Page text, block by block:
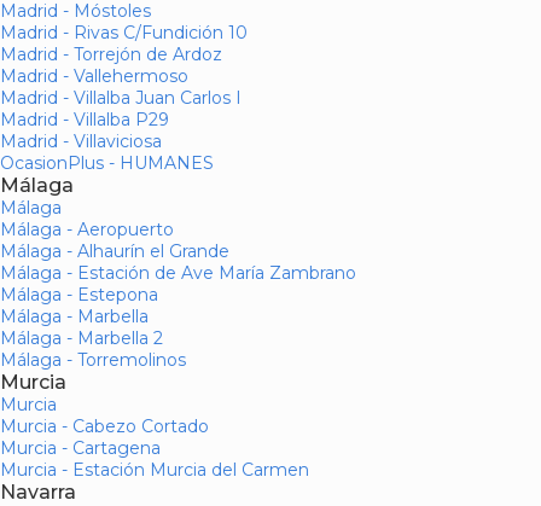
Madrid - Móstoles
Madrid - Rivas C/Fundición 10
Madrid - Torrejón de Ardoz
Madrid - Vallehermoso
Madrid - Villalba Juan Carlos I
Madrid - Villalba P29
Madrid - Villaviciosa
OcasionPlus - HUMANES
Málaga
Málaga
Málaga - Aeropuerto
Málaga - Alhaurín el Grande
Málaga - Estación de Ave María Zambrano
Málaga - Estepona
Málaga - Marbella
Málaga - Marbella 2
Málaga - Torremolinos
Murcia
Murcia
Murcia - Cabezo Cortado
Murcia - Cartagena
Murcia - Estación Murcia del Carmen
Navarra